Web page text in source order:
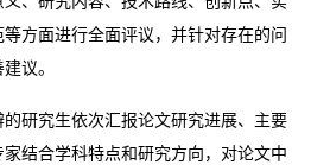
方面进行全面评议，并针对存在的问
议。
研究生依次汇报论文研究进展、主要
结合学科特点和研究方向，对论文中